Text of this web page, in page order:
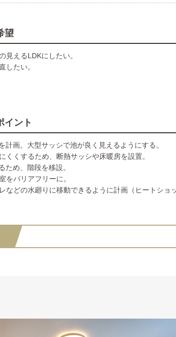
望
見えるLDKにしたい。
したい。
イント
計画。大型サッシで池が良く見えるようにする。
くくするため、断熱サッシや床暖房を設置。
ため、階段を移設。
をバリアフリーに。
などの水廻りに移動できるように計画（ヒートショ